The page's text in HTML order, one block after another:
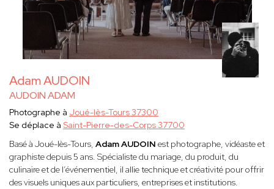
Adam AUDOIN
AUDOIN ADAM
Photographe à Joué-lès-Tours 37300
Se déplace à Saint-Pierre-des-Corps 37700
Basé à Joué-lès-Tours, Adam AUDOIN est photographe, vidéaste et
graphiste depuis 5 ans. Spécialiste du mariage, du produit, du
culinaire et de l’événementiel, il allie technique et créativité pour offrir
des visuels uniques aux particuliers, entreprises et institutions.